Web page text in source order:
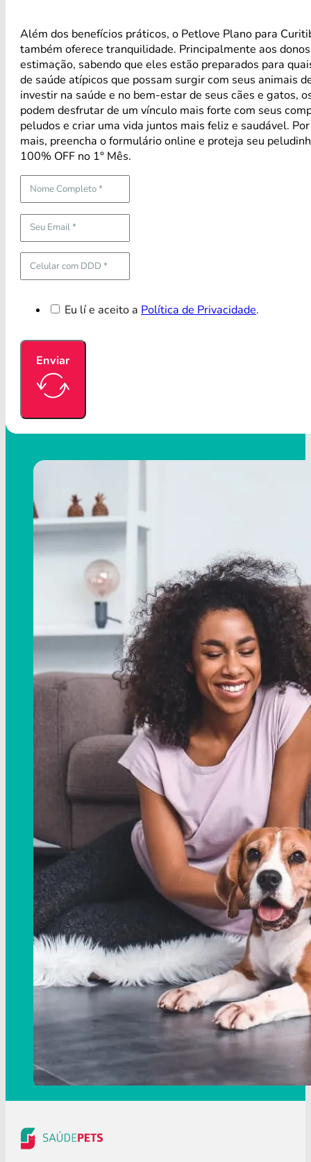
Além dos benefícios práticos, o Petlove Plano para
também oferece tranquilidade. Principalmente aos
estimação, sabendo que eles estão preparados para
de saúde atípicos que possam surgir com seus animais
investir na saúde e no bem-estar de seus cães e gatos,
podem desfrutar de um vínculo mais forte com seus
peludos e criar uma vida juntos mais feliz e saudável.
mais, preencha o formulário online e proteja seu
100% OFF no 1° Mês.
Eu lí e aceito a Política de Privacidade.
Enviar